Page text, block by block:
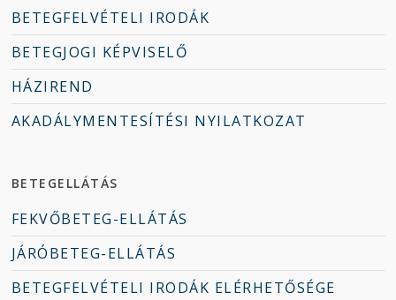
BETEGFELVÉTELI IRODÁK
BETEGJOGI KÉPVISELŐ
HÁZIREND
AKADÁLYMENTESÍTÉSI NYILATKOZAT
BETEGELLÁTÁS
FEKVŐBETEG-ELLÁTÁS
JÁRÓBETEG-ELLÁTÁS
BETEGFELVÉTELI IRODÁK ELÉRHETŐSÉGE